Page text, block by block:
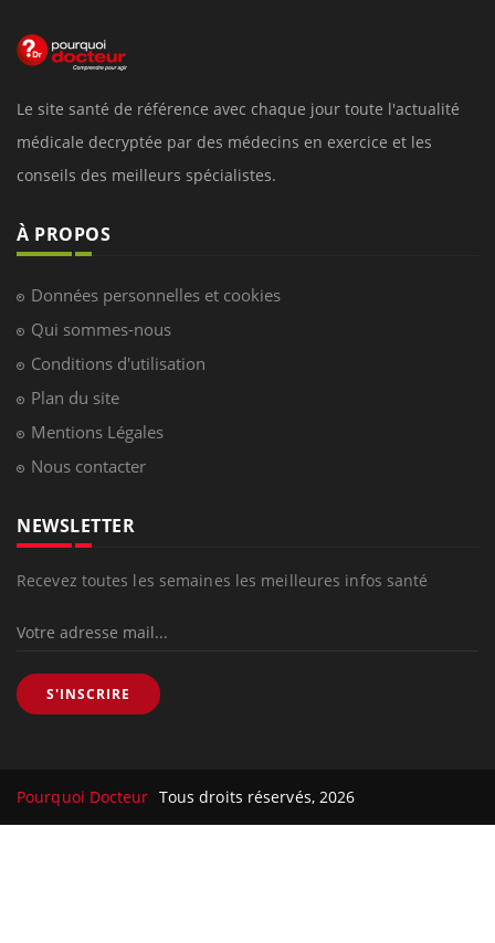
Le site santé de référence avec chaque jour toute l'actualité
médicale decryptée par des médecins en exercice et les
conseils des meilleurs spécialistes.
À PROPOS
Données personnelles et cookies
Qui sommes-nous
Conditions d'utilisation
Plan du site
Mentions Légales
Nous contacter
NEWSLETTER
Recevez toutes les semaines les meilleures infos santé
S'INSCRIRE
Pourquoi Docteur Tous droits réservés, 2026